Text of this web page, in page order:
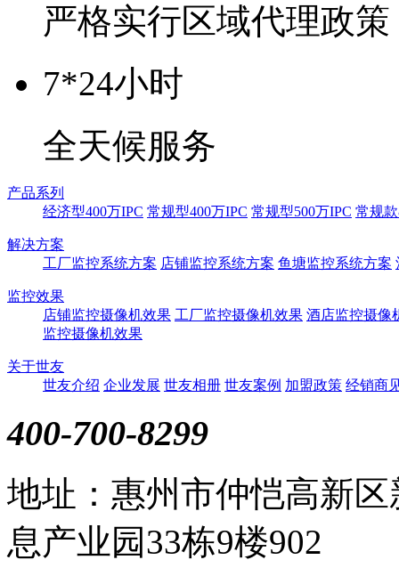
严格实行区域代理政策
7*24小时
全天候服务
产品系列
经济型400万IPC 常规型400万IPC 常规型500万IPC 常规
解决方案
工厂监控系统方案 店铺监控系统方案 鱼塘监控系统方案
监控效果
店铺监控摄像机效果 工厂监控摄像机效果 酒店监控摄像
监控摄像机效果
关于世友
世友介绍 企业发展 世友相册 世友案例 加盟政策 经销商
400-700-8299
地址：惠州市仲恺高新
息产业园33栋9楼902